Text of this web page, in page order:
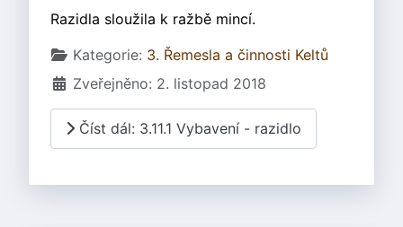
Razidla sloužila k ražbě mincí.
Základní údaje
Kategorie: 3. Řemesla a činnosti Keltů
Zveřejněno: 2. listopad 2018
Číst dál: 3.11.1 Vybavení - razidlo